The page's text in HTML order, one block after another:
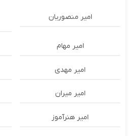
امیر منصوریان
امیر مهام
امیر مهدی
امیر میران
امیر هنرآموز